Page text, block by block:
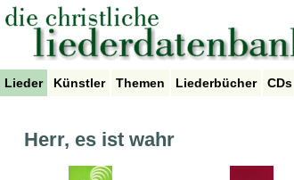
Lieder Künstler Themen Liederbücher CDs
Herr, es ist wahr